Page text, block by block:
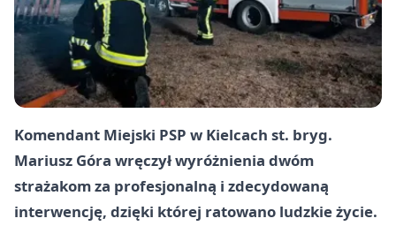
Komendant Miejski PSP w Kielcach st. bryg.
Mariusz Góra wręczył wyróżnienia dwóm
strażakom za profesjonalną i zdecydowaną
interwencję, dzięki której ratowano ludzkie życie.